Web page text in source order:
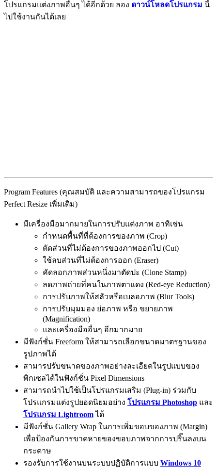
โปรแกรมแต่งภาพอื่นๆ ได้อีกด้วย ลอง ดาวน์โหลดโปรแกรม นี้
ไปใช้งานกันได้เลย
Program Features (คุณสมบัติ และความสามารถของโปรแกรม
Perfect Resize เพิ่มเติม)
มีเครื่องมือมากมายในการปรับแต่งภาพ อาทิเช่น
กำหนดพื้นที่ที่ต้องการของภาพ (Crop)
ตัดส่วนที่ไม่ต้องการของภาพออกไป (Cut)
ใช้ลบส่วนที่ไม่ต้องการออก (Eraser)
คัดลอกภาพส่วนหนึ่งมาตัดปะ (Clone Stamp)
ลดภาพถ่ายที่คนในภาพตาแดง (Red-eye Reduction)
การปรับภาพให้สลัวหรือเบลอภาพ (Blur Tools)
การปรับมุมมอง ย่อภาพ หรือ ขยายภาพ
(Magnification)
และเครื่องมืออื่นๆ อีกมากมาย
มีฟังก์ชั่น Freeform ให้สามารถเลือกขนาดมาตรฐานของ
รูปภาพได้
สามารปรับขนาดของภาพอย่างละเอียดในรูปแบบของ
พิกเซลได้ในฟังก์ชั่น Pixel Dimensions
สามารถนำไปใช้เป็นโปรแกรมเสริม (Plug-in) ร่วมกับ
โปรแกรมแต่งรูปยอดนิยมอย่าง โปรแกรม Photoshop และ
โปรแกรม Lightroomได้
มีฟังก์ชั่น Gallery Wrap ในการเพิ่มขอบของภาพ (Margin)
เพื่อป้องกันการขาดหายของขอบภาพจากการปริ๊นลงบน
กระดาษ
รองรับการใช้งานบนระบบปฏิบัติการแบบ Windows 10